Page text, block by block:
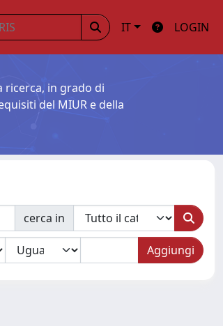
IT LOGIN
ricerca, in grado di
del MIUR e della
cerca in
Aggiungi